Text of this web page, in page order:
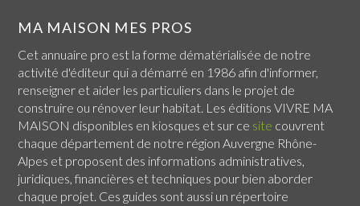
MA MAISON MES PROS
Cet annuaire pro est la forme dématérialisée de notre
activité d'éditeur qui a démarré en 1986 afin d'informer,
renseigner et aider les particuliers dans le projet de
construire ou rénover leur habitat. Les éditions VIVRE MA
MAISON disponibles en kiosques et sur ce site couvrent
chaque département de notre région Auvergne Rhône-
Alpes et proposent des informations administratives,
juridiques, financières et techniques pour bien aborder
chaque projet. Ces guides sont aussi un répertoire